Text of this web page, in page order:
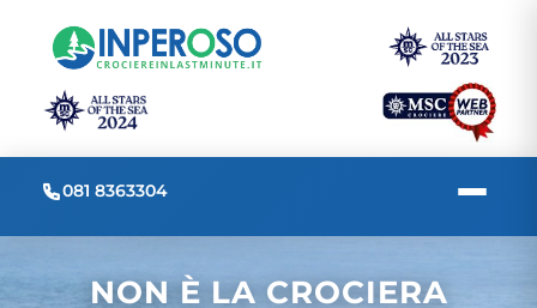
081 8363304
NON È LA CROCIERA